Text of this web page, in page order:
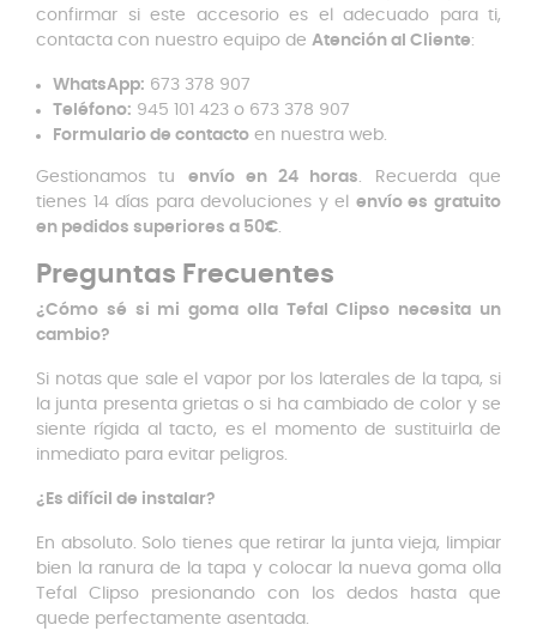
confirmar si este accesorio es el adecuado para ti,
contacta con nuestro equipo de Atención al Cliente:
WhatsApp: 673 378 907
Teléfono: 945 101 423 o 673 378 907
Formulario de contacto en nuestra web.
Gestionamos tu envío en 24 horas. Recuerda que
tienes 14 días para devoluciones y el envío es gratuito
en pedidos superiores a 50€.
Preguntas Frecuentes
¿Cómo sé si mi goma olla Tefal Clipso necesita un
cambio?
Si notas que sale el vapor por los laterales de la tapa, si
la junta presenta grietas o si ha cambiado de color y se
siente rígida al tacto, es el momento de sustituirla de
inmediato para evitar peligros.
¿Es difícil de instalar?
En absoluto. Solo tienes que retirar la junta vieja, limpiar
bien la ranura de la tapa y colocar la nueva goma olla
Tefal Clipso presionando con los dedos hasta que
quede perfectamente asentada.